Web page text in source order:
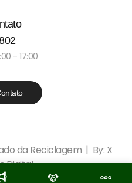
- 17:00
da Reciclagem | By: X
Digital